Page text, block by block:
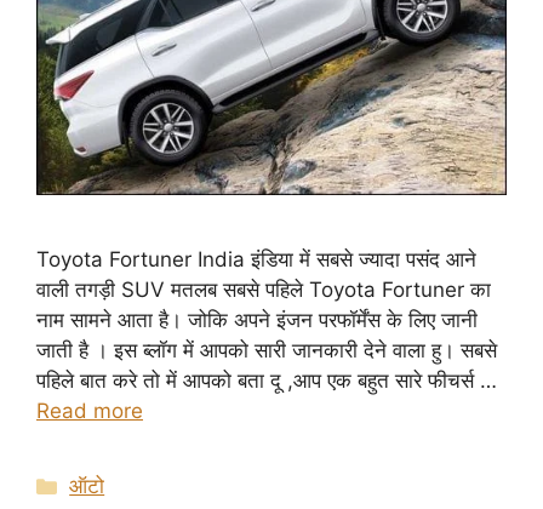
Toyota Fortuner India इंडिया में सबसे ज्यादा पसंद आने
वाली तगड़ी SUV मतलब सबसे पहिले Toyota Fortuner का
नाम सामने आता है। जोकि अपने इंजन परफॉर्मेंस के लिए जानी
जाती है । इस ब्लॉग में आपको सारी जानकारी देने वाला हु। सबसे
पहिले बात करे तो में आपको बता दू ,आप एक बहुत सारे फीचर्स …
Read more
Categories
ऑटो